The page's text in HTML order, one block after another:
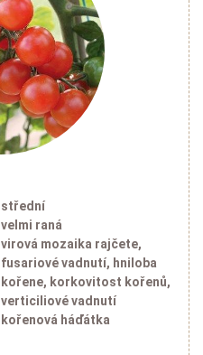
střední
velmi raná
virová mozaika rajčete,
fusariové vadnutí, hniloba
kořene, korkovitost kořenů,
verticiliové vadnutí
kořenová háďátka